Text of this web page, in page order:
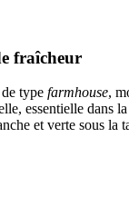
fraîcheur
de type farmhouse,
essentielle dans
et verte sous